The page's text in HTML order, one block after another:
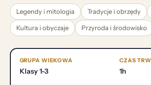
Legendy i mitologia Tradycje i obrzędy
Kultura i obyczaje Przyroda i środowisko
GRUPA WIEKOWA
Klasy 1-3
CZAS
1h